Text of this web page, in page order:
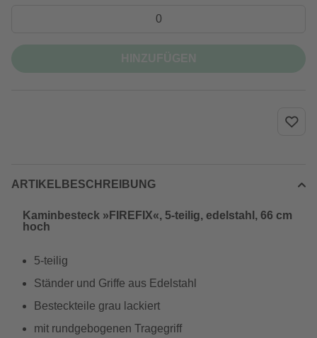
ARTIKELBESCHREIBUNG
Kaminbesteck »FIREFIX«, 5-teilig, edelstahl, 66 cm
hoch
5-teilig
Ständer und Griffe aus Edelstahl
Besteckteile grau lackiert
mit rundgebogenen Tragegriff